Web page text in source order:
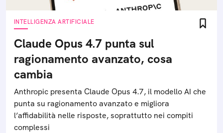
INTELLIGENZA ARTIFICIALE
Claude Opus 4.7 punta sul
ragionamento avanzato, cosa
cambia
Anthropic presenta Claude Opus 4.7, il modello AI che
punta su ragionamento avanzato e migliora
l’affidabilità nelle risposte, soprattutto nei compiti
complessi